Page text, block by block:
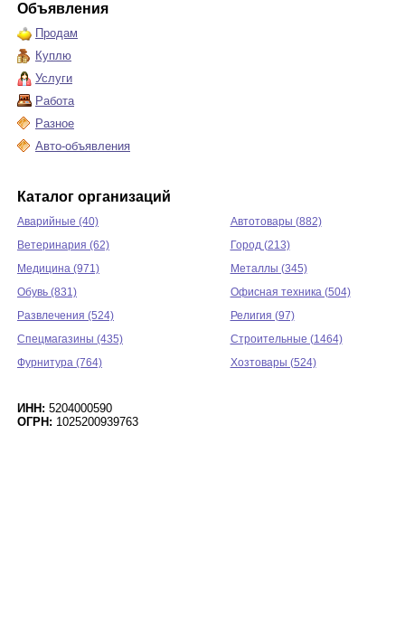
Объявления
Продам
Куплю
Услуги
Работа
Разное
Авто-объявления
Каталог организаций
Аварийные (40)
Автотовары (882)
Ветеринария (62)
Город (213)
Медицина (971)
Металлы (345)
Обувь (831)
Офисная техника (504)
Развлечения (524)
Религия (97)
Спецмагазины (435)
Строительные (1464)
Фурнитура (764)
Хозтовары (524)
ИНН: 5204000590
ОГРН: 1025200939763